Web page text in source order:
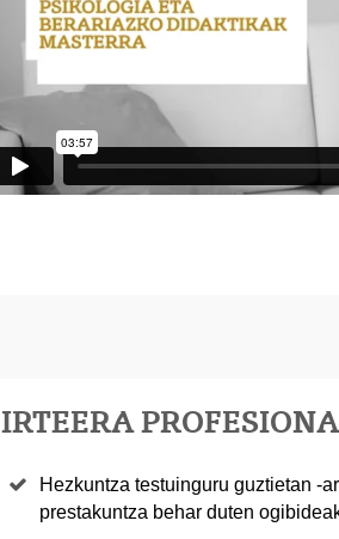
IRTEERA
Hezkuntza testuinguru guztietan -
prestakuntza behar duten